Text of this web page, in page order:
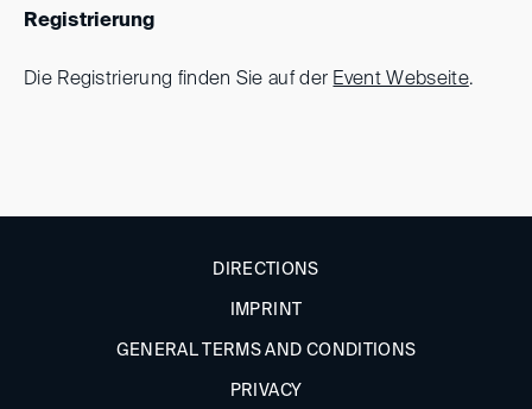
Registrierung
Die Registrierung finden Sie auf der Event Webseite.
DIRECTIONS
IMPRINT
GENERAL TERMS AND CONDITIONS
PRIVACY